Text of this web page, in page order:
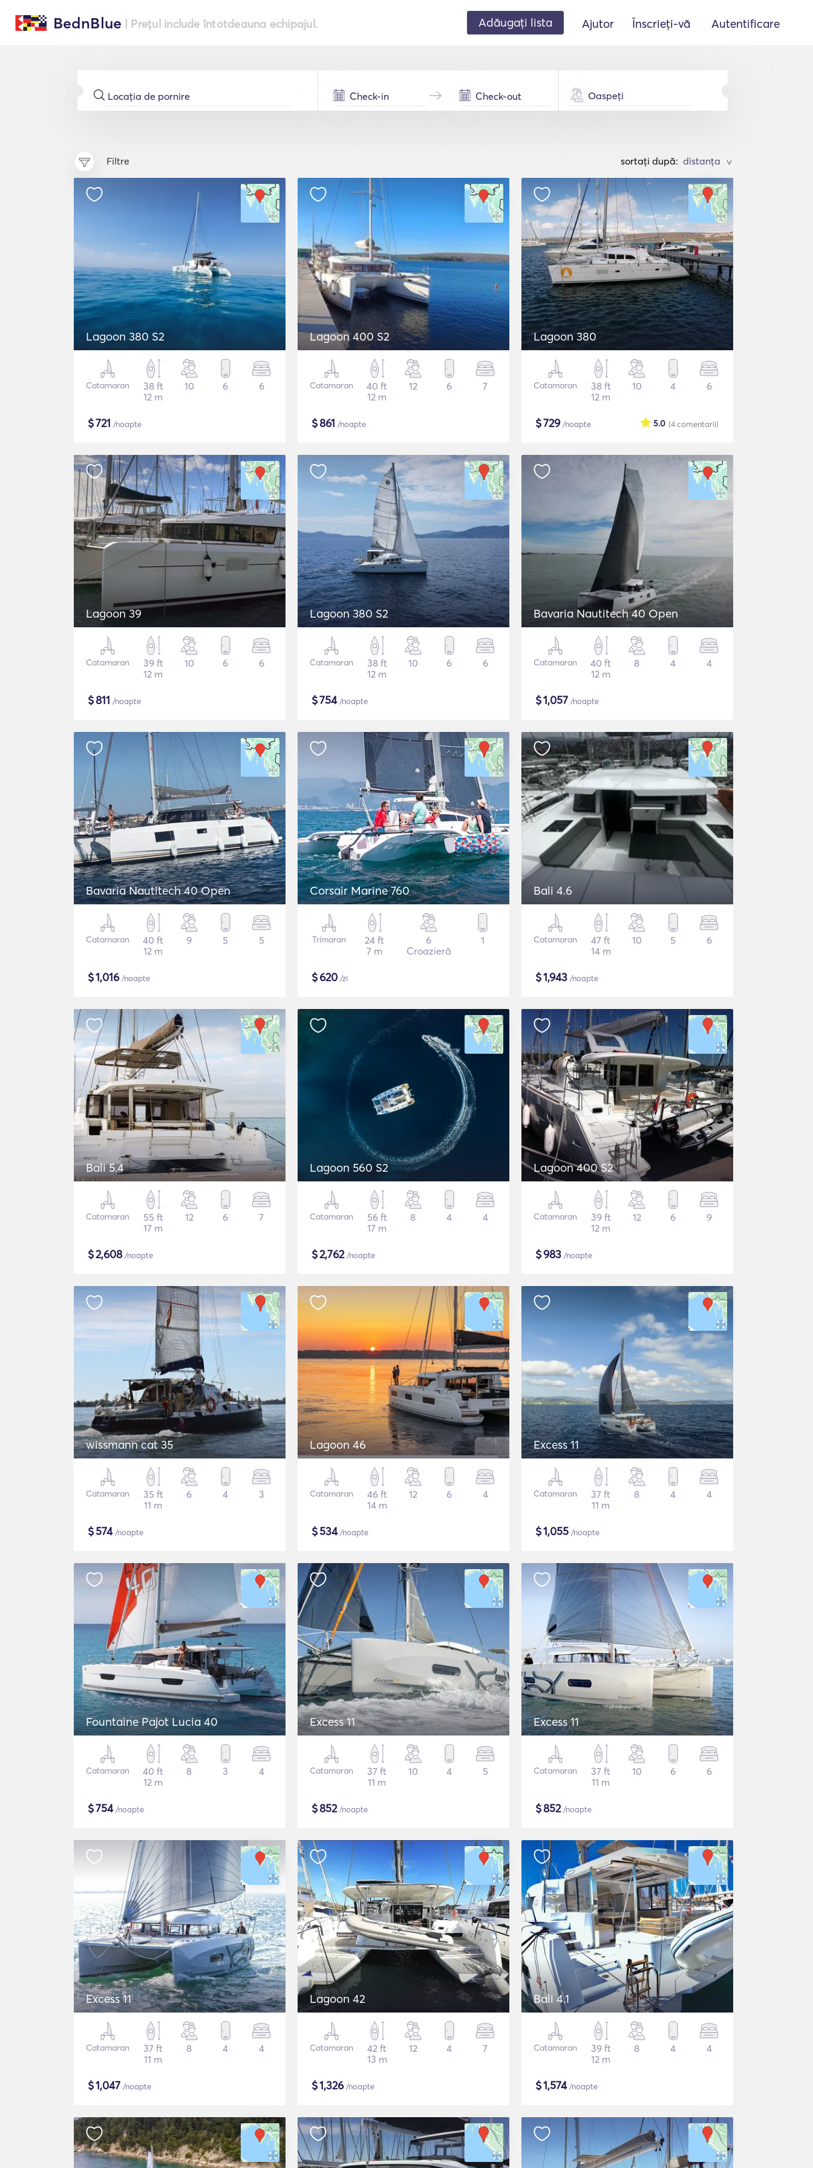
BednBlue | Prețul include întotdeauna echipajul. Adăugați lista Ajutor Înscrieți-vă Autentificare
Oaspeți
Filtre sortați după: >
Lagoon 380 S2
Catamaran
38 ft
12 m
10 6 6
$721 /noapte
Lagoon 400 S2
Catamaran
40 ft
12 m
12 6 7
$861 /noapte
Lagoon 380
Catamaran
38 ft
12 m
10 4 6
$729/noapte (4comentarii)
5.0
Lagoon 39
Catamaran
39 ft
12 m
10 6 6
$811 /noapte
Lagoon 380 S2
Catamaran
38 ft
12 m
10 6 6
$754/noapte
Bavaria Nautitech 40 Open
Catamaran
40 ft
12 m
8 4 4
$1,057 /noapte
Bavaria Nautitech 40 Open
Catamaran
40 ft
12 m
9 5 5
$1,016/noapte
Corsair Marine 760
Trimaran
24 ft
7 m
6
Croazieră
1
$620 /zi
Bali 4.6
Catamaran
47 ft
14 m
10 5 6
$1,943 /noapte
Bali 5.4
Catamaran
55 ft
17 m
12 6 7
$2,608/noapte
Lagoon 560 S2
Catamaran
56 ft
17 m
8 4 4
$2,762/noapte
Lagoon 400 S2
Catamaran
39 ft
12 m
12 6 9
$983 /noapte
wissmann cat 35
Catamaran
35 ft
11 m
6 4 3
$574/noapte
Lagoon 46
Catamaran
46 ft
14 m
12 6 4
$534/noapte
Excess 11
Catamaran
37 ft
11 m
8 4 4
$1,055 /noapte
Fountaine Pajot Lucia 40
Catamaran
40 ft
12 m
8 3 4
$754/noapte
Excess 11
Catamaran
37 ft
11 m
10 4 5
$852/noapte
Excess 11
Catamaran
37 ft
11 m
10 6 6
$852/noapte
Excess 11
Catamaran
37 ft
11 m
8 4 4
$1,047 /noapte
Lagoon 42
Catamaran
42 ft
13 m
12 4 7
$1,326/noapte
Bali 4.1
Catamaran
39 ft
12 m
8 4 4
$1,574/noapte